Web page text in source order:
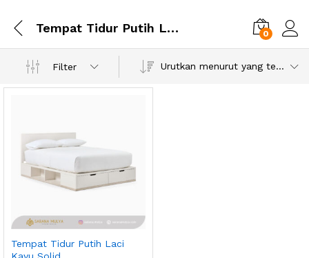
Tempat Tidur Putih Laci Kayu Solid 0
Filter Urutkan menurut yang terbaru
Tempat Tidur Putih Laci
Kayu Solid